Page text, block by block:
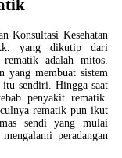
Konsultasi Kesehatan
yang dikutip dari
adalah mitos.
yang membuat sistem
itu sendiri. Hingga saat
penyakit rematik.
rematik pun ikut
sendi yang mulai
peradangan